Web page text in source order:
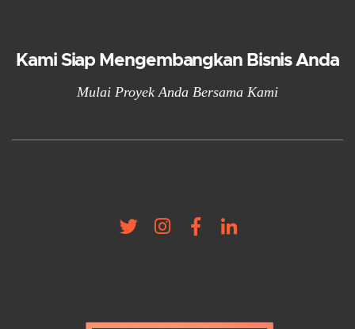
Kami Siap Mengembangkan Bisnis Anda
Mulai Proyek Anda Bersama Kami